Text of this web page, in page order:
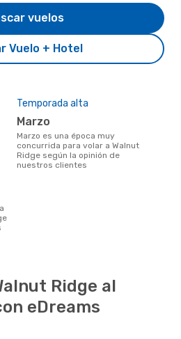
Vuelo + Hotel
vuelos
Temporada alta
marzo
marzo es una época muy
concurrida para volar a Walnut
Ridge según la opinión de
nuestros clientes
Ridge al
eDreams